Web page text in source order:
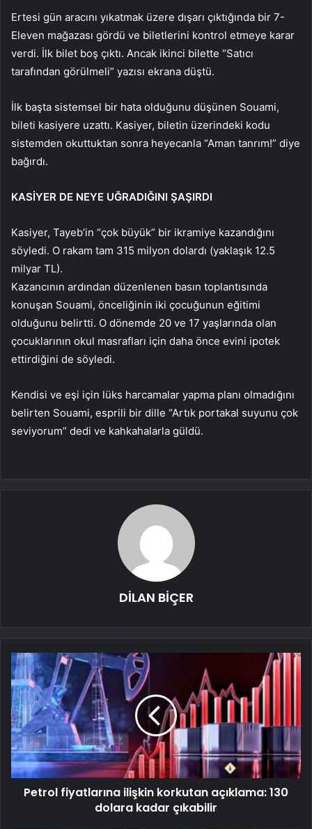
Ertesi gün aracını yıkatmak üzere dışarı çıktığında bir 7-
Eleven mağazası gördü ve biletlerini kontrol etmeye karar
verdi. İlk bilet boş çıktı. Ancak ikinci bilette “Satıcı
tarafından görülmeli” yazısı ekrana düştü.
İlk başta sistemsel bir hata olduğunu düşünen Souami,
bileti kasiyere uzattı. Kasiyer, biletin üzerindeki kodu
sistemden okuttuktan sonra heyecanla “Aman tanrım!” diye
bağırdı.
KASİYER DE NEYE UĞRADIĞINI ŞAŞIRDI
Kasiyer, Tayeb’in “çok büyük” bir ikramiye kazandığını
söyledi. O rakam tam 315 milyon dolardı (yaklaşık 12.5
milyar TL).
Kazancının ardından düzenlenen basın toplantısında
konuşan Souami, önceliğinin iki çocuğunun eğitimi
olduğunu belirtti. O dönemde 20 ve 17 yaşlarında olan
çocuklarının okul masrafları için daha önce evini ipotek
ettirdiğini de söyledi.
Kendisi ve eşi için lüks harcamalar yapma planı olmadığını
belirten Souami, esprili bir dille “Artık portakal suyunu çok
seviyorum” dedi ve kahkahalarla güldü.
DİLAN BİÇER
Petrol fiyatlarına ilişkin korkutan açıklama: 130
dolara kadar çıkabilir